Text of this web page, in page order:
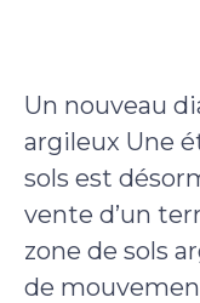
Un nouveau
argileux Une
sols est
vente d’un
zone de sols
de